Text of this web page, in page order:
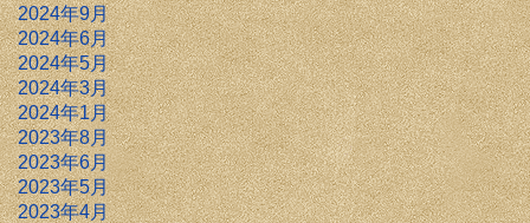
2024年9月
2024年6月
2024年5月
2024年3月
2024年1月
2023年8月
2023年6月
2023年5月
2023年4月